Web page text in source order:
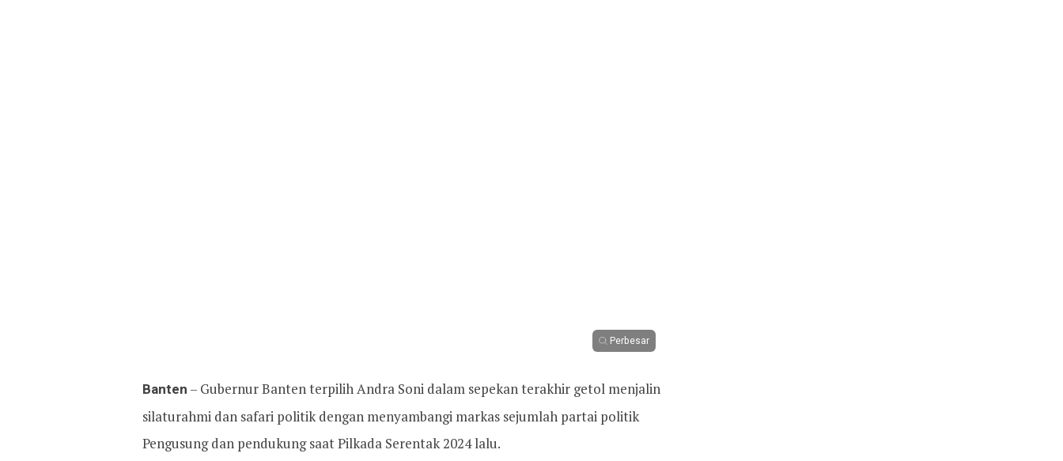
Perbesar
Banten – Gubernur Banten terpilih Andra Soni dalam sepekan terakhir getol menjalin
silaturahmi dan safari politik dengan menyambangi markas sejumlah partai politik
Pengusung dan pendukung saat Pilkada Serentak 2024 lalu.